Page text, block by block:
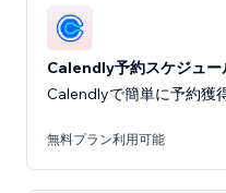
Calendly予約スケジュー
Calendlyで簡単に予約獲
無料プラン利用可能